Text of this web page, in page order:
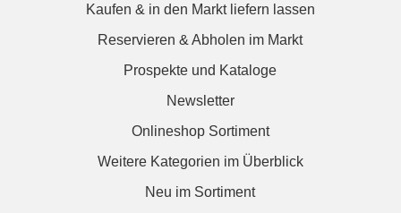
Kaufen & in den Markt liefern lassen
Reservieren & Abholen im Markt
Prospekte und Kataloge
Newsletter
Onlineshop Sortiment
Weitere Kategorien im Überblick
Neu im Sortiment